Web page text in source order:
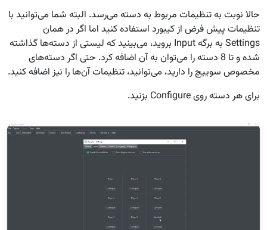
حالا نوبت به تنظیمات مربوط به دسته می‌رسد. البته شما می‌توانید با
تنظیمات پیش فرض از کیبورد استفاده کنید اما اگر در همان
Settings به برگه Input بروید، می‌بینید که لیستی از دسته‌ها گذاشته
شده و تا 8 دسته را می‌توان به آن اضافه کرد. حتی اگر دسته‌های
مخصوص سوییچ را دارید، می‌توانید، تنظیمات آن‌ها را نیز اضافه کنید.
برای هر دسته روی Configure بزنید.